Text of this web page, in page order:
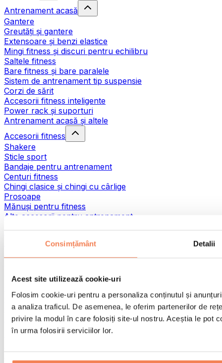
Consimțământ Detalii
Acest site utilizează cookie-uri
Folosim cookie-uri pentru a personaliza conținutul și
a analiza traficul. De asemenea, le oferim partenerilor de
privire la modul în care folosiți site-ul nostru. Aceștia le pot
în urma folosirii serviciilor lor.
Antrenament acasă
Gantere
Greutăți și gantere
Extensoare și benzi elastice
Mingi fitness și discuri pentru echilibru
Saltele fitness
Bare fitness și bare paralele
Sistem de antrenament tip suspensie
Corzi de sărit
Accesorii fitness inteligente
Power rack și suporturi
Antrenament acasă și altele
Accesorii fitness
Shakere
Sticle sport
Bandaje pentru antrenament
Centuri fitness
Chingi clasice și chingi cu cârlige
Prosoape
Mănuși pentru fitness
Alte accesorii pentru antrenament
Ajutoare pentru reabilitare
Pistoale de masaj
Genți și accesorii pentru alimente
Genți pentru sala de sport
Rucsacuri
Accesorii în funcție de activitate
Sporturi de contact